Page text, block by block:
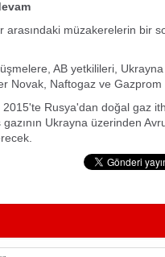
arasındaki müzakerelerin bir
AB yetkilileri,
Novak, Naftogaz ve Gazprom
2015'te Rusya'dan doğal gaz
Ukrayna üzerinden